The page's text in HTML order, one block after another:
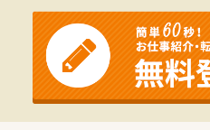
■薬剤師は常勤1名とパート2
ない業務量で地域の方々の
【法人特徴について】
■東証プライム上場企業のグ
のネットワークを背景とし
基盤が魅力です。